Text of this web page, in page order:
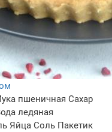
пшеничная Сахар
ледяная
Яйца Соль Пакетик